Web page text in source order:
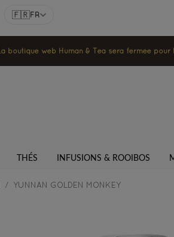
🇫🇷FR
boutique web Human & Tea sera fermée
THÉS INFUSIONS & ROOIBOS
YUNNAN GOLDEN MONKEY